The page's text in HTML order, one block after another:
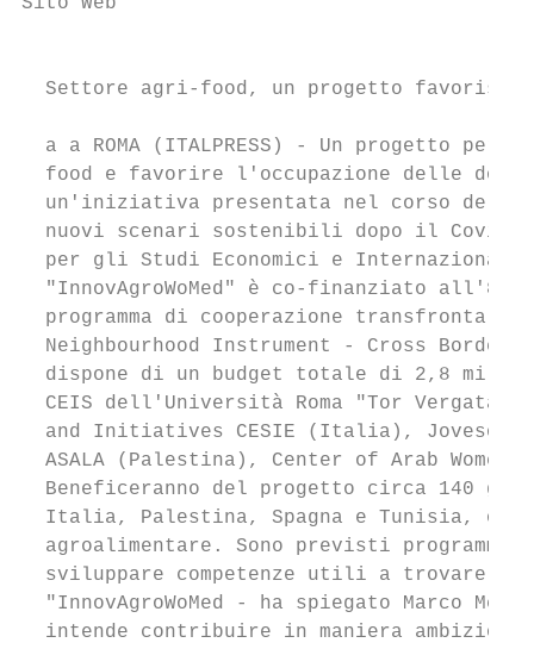
Settore agri-food, un progetto favorisce
a a ROMA (ITALPRESS) - Un progetto per
food e favorire l'occupazione delle
un'iniziativa presentata nel corso del
nuovi scenari sostenibili dopo il
per gli Studi Economici e
"InnovAgroWoMed" è co-finanziato
programma di cooperazione
Neighbourhood Instrument - Cross Border
dispone di un budget totale di 2,8
CEIS dell'Università Roma "Tor
and Initiatives CESIE (Italia),
ASALA (Palestina), Center of Arab Women
Beneficeranno del progetto circa 140
Italia, Palestina, Spagna e Tunisia,
agroalimentare. Sono previsti programmi
sviluppare competenze utili a trovare
"InnovAgroWoMed - ha spiegato Marco
intende contribuire in maniera